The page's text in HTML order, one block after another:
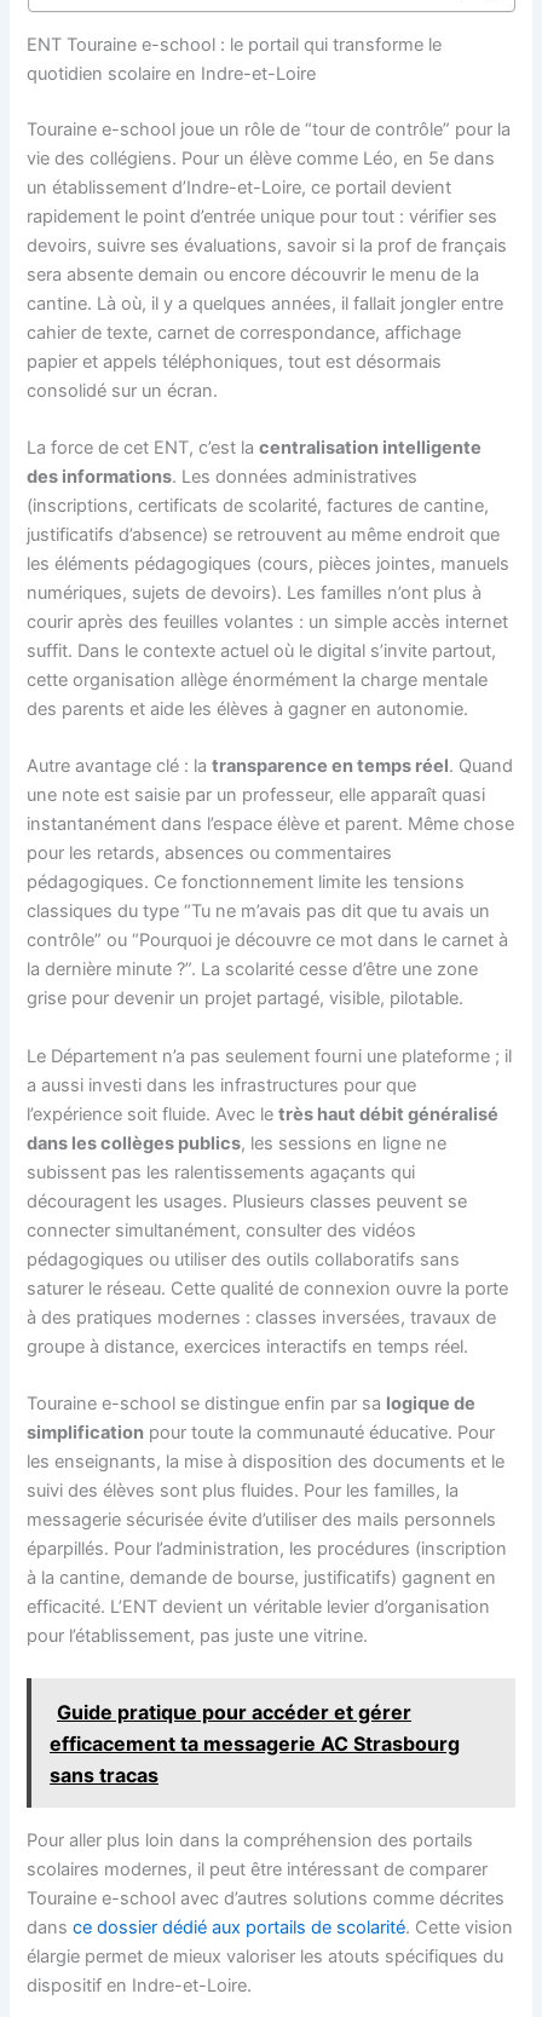
ENT Touraine e-school : le portail qui transforme le
quotidien scolaire en Indre-et-Loire
Touraine e-school joue un rôle de “tour de contrôle” pour la
vie des collégiens. Pour un élève comme Léo, en 5e dans
un établissement d’Indre-et-Loire, ce portail devient
rapidement le point d’entrée unique pour tout : vérifier ses
devoirs, suivre ses évaluations, savoir si la prof de français
sera absente demain ou encore découvrir le menu de la
cantine. Là où, il y a quelques années, il fallait jongler entre
cahier de texte, carnet de correspondance, affichage
papier et appels téléphoniques, tout est désormais
consolidé sur un écran.
La force de cet ENT, c’est lacentralisation intelligente
des informations. Les données administratives
(inscriptions, certificats de scolarité, factures de cantine,
justificatifs d’absence) se retrouvent au même endroit que
les éléments pédagogiques (cours, pièces jointes, manuels
numériques, sujets de devoirs). Les familles n’ont plus à
courir après des feuilles volantes : un simple accès internet
suffit. Dans le contexte actuel où le digital s’invite partout,
cette organisation allège énormément la charge mentale
des parents et aide les élèves à gagner en autonomie.
Autre avantage clé : latransparence en temps réel. Quand
une note est saisie par un professeur, elle apparaît quasi
instantanément dans l’espace élève et parent. Même chose
pour les retards, absences ou commentaires
pédagogiques. Ce fonctionnement limite les tensions
classiques du type “Tu ne m’avais pas dit que tu avais un
contrôle” ou “Pourquoi je découvre ce mot dans le carnet à
la dernière minute ?”. La scolarité cesse d’être une zone
grise pour devenir un projet partagé, visible, pilotable.
Le Département n’a pas seulement fourni une plateforme ; il
a aussi investi dans les infrastructures pour que
l’expérience soit fluide. Avec letrès haut débit généralisé
dans les collèges publics, les sessions en ligne ne
subissent pas les ralentissements agaçants qui
découragent les usages. Plusieurs classes peuvent se
connecter simultanément, consulter des vidéos
pédagogiques ou utiliser des outils collaboratifs sans
saturer le réseau. Cette qualité de connexion ouvre la porte
à des pratiques modernes : classes inversées, travaux de
groupe à distance, exercices interactifs en temps réel.
Touraine e-school se distingue enfin par sa logique de
simplification pour toute la communauté éducative. Pour
les enseignants, la mise à disposition des documents et le
suivi des élèves sont plus fluides. Pour les familles, la
messagerie sécurisée évite d’utiliser des mails personnels
éparpillés. Pour l’administration, les procédures (inscription
à la cantine, demande de bourse, justificatifs) gagnent en
efficacité. L’ENT devient un véritable levier d’organisation
pour l’établissement, pas juste une vitrine.
Guide pratique pour accéder et gérer
efficacement ta messagerie AC Strasbourg
sans tracas
Pour aller plus loin dans la compréhension des portails
scolaires modernes, il peut être intéressant de comparer
Touraine e-school avec d’autres solutions comme décrites
dansce dossier dédié aux portails de scolarité. Cette vision
élargie permet de mieux valoriser les atouts spécifiques du
dispositif en Indre-et-Loire.